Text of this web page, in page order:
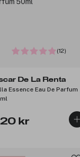
(12)
De La Renta
Essence Eau De Parfum
kr